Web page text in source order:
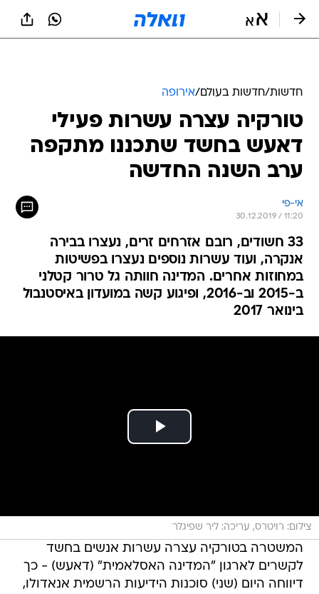
חדשות/חדשות בעולם/אירופה
טורקיה עצרה עשרות פעילי
דאעש בחשד שתכננו מתקפה
ערב השנה החדשה
אי-פי
30.12.2019 / 11:20
33 חשודים, רובם אזרחים זרים, נעצרו בבירה
אנקרה, ועוד עשרות נוספים נעצרו בפשיטות
במחוזות אחרים. המדינה חוותה גל טרור קטלני
ב-2015 וב-2016, ופיגוע קשה במועדון באיסטנבול
בינואר 2017
צילום: רויטרס, עריכה: ליר שפיגלר
המשטרה בטורקיה עצרה עשרות אנשים בחשד
לקשרים לארגון "המדינה האסלאמית" (דאעש) - כך
דיווחה היום (שני) סוכנות הידיעות הרשמית אנאדולו,